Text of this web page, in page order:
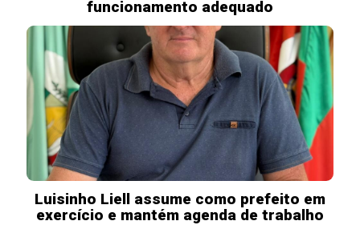
funcionamento adequado
Luisinho Liell assume como prefeito em
exercício e mantém agenda de trabalho